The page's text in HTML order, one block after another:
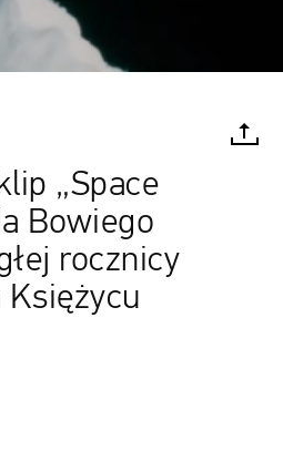
„Space
Bowiego
rocznicy
Księżycu
TWITTER PINTEREST